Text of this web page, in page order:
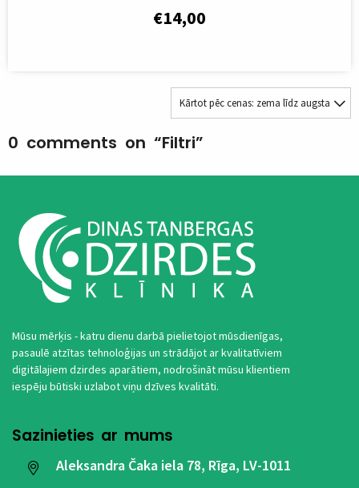
€14,00
0 comments on “Filtri”
Mūsu mērķis - katru dienu darbā pielietojot mūsdienīgas,
pasaulē atzītas tehnoloģijas un strādājot ar kvalitatīviem
digitālajiem dzirdes aparātiem, nodrošināt mūsu klientiem
iespēju būtiski uzlabot viņu dzīves kvalitāti.
Sazinieties ar mums
Aleksandra Čaka iela 78, Rīga, LV-1011